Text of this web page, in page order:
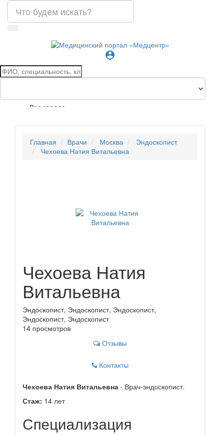
person_pin
Все города
Главная Врачи Москва
Эндоскопист
Чехоева Натия Витальевна
Чехоева Натия
Витальевна
Эндоскопист, Эндоскопист, Эндоскопист,
Эндоскопист, Эндоскопист
14 просмотров
Отзывы
Контакты
Чехоева Натия Витальевна - Врач-эндоскопист.
Стаж: 14 лет
Специализация